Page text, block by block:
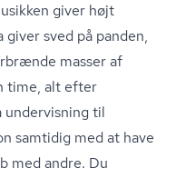
giver højt
sved på panden,
masser af
time, alt efter
undervisning til
samtidig med at have
med andre. Du